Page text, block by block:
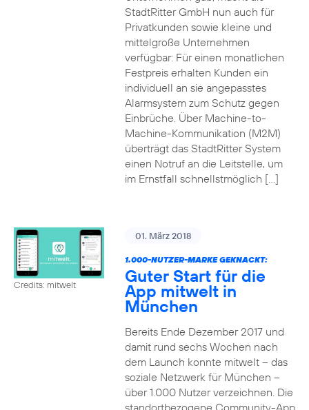
StadtRitter GmbH nun auch für
Privatkunden sowie kleine und
mittelgroße Unternehmen
verfügbar: Für einen monatlichen
Festpreis erhalten Kunden ein
individuell an sie angepasstes
Alarmsystem zum Schutz gegen
Einbrüche. Über Machine-to-
Machine-Kommunikation (M2M)
überträgt das StadtRitter System
einen Notruf an die Leitstelle, um
im Ernstfall schnellstmöglich […]
Credits: mitwelt
01. März 2018
1.000-NUTZER-MARKE GEKNACKT:
Guter Start für die
App mitwelt in
München
Bereits Ende Dezember 2017 und
damit rund sechs Wochen nach
dem Launch konnte mitwelt – das
soziale Netzwerk für München –
über 1.000 Nutzer verzeichnen. Die
standortbezogene Community-App